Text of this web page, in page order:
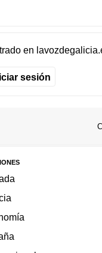
en
sesión